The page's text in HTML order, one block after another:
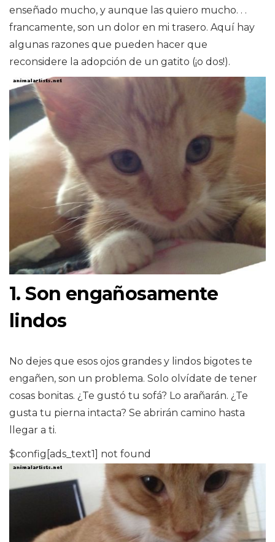
enseñado mucho, y aunque las quiero mucho. . .
francamente, son un dolor en mi trasero. Aquí hay
algunas razones que pueden hacer que
reconsidere la adopción de un gatito (¡o dos!).
1. Son engañosamente
lindos
No dejes que esos ojos grandes y lindos bigotes te
engañen, son un problema. Solo olvídate de tener
cosas bonitas. ¿Te gustó tu sofá? Lo arañarán. ¿Te
gusta tu pierna intacta? Se abrirán camino hasta
llegar a ti.
$config[ads_text1] not found